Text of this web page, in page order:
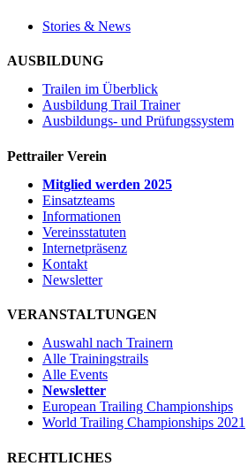
Stories & News
AUSBILDUNG
Trailen im Überblick
Ausbildung Trail Trainer
Ausbildungs- und Prüfungssystem
Pettrailer Verein
Mitglied werden 2025
Einsatzteams
Informationen
Vereinsstatuten
Internetpräsenz
Kontakt
Newsletter
VERANSTALTUNGEN
Auswahl nach Trainern
Alle Trainingstrails
Alle Events
Newsletter
European Trailing Championships
World Trailing Championships 2021
RECHTLICHES